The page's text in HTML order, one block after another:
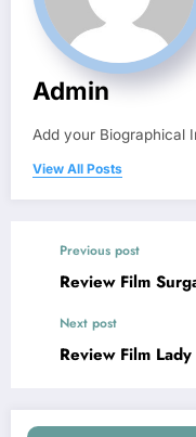
Admin
Add your Biographical
View All Posts
Previous post
Review Film
Next post
Review Film